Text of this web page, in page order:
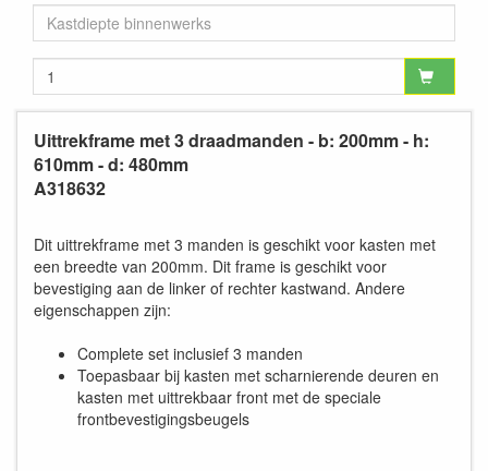
Uittrekframe met 3 draadmanden - b: 200mm - h:
610mm - d: 480mm
A318632
Dit uittrekframe met 3 manden is geschikt voor kasten met
een breedte van 200mm. Dit frame is geschikt voor
bevestiging aan de linker of rechter kastwand. Andere
eigenschappen zijn:
Complete set inclusief 3 manden
Toepasbaar bij kasten met scharnierende deuren en
kasten met uittrekbaar front met de speciale
frontbevestigingsbeugels